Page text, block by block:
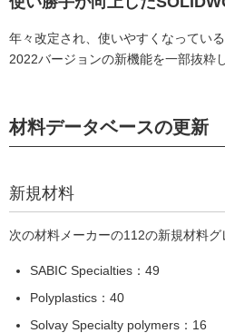
年々改定され、使いやすくなってい
2022バージョンの新機能を一部抜粋
材料データベースの更新
新規材料
次の材料メーカーの112の新規材料グ
SABIC Specialties：49
Polyplastics：40
Solvay Specialty polymers：16